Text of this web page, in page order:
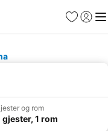
Favoritter
Logg
og rom
gjester, 1 rom